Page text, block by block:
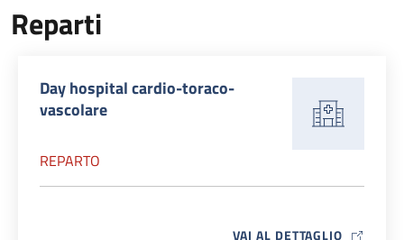
Reparti
Day hospital cardio-toraco-
vascolare
REPARTO
VAI AL DETTAGLIO MAP ICON